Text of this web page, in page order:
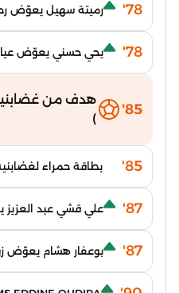
78' رميتة سهيل يعوّض
78' يحي حسني يعوّض
85'
هدف من
)
85' بطاقة حمراء
87' علي قشي عبد العزيز
87' بوعفار هشام يعوّض